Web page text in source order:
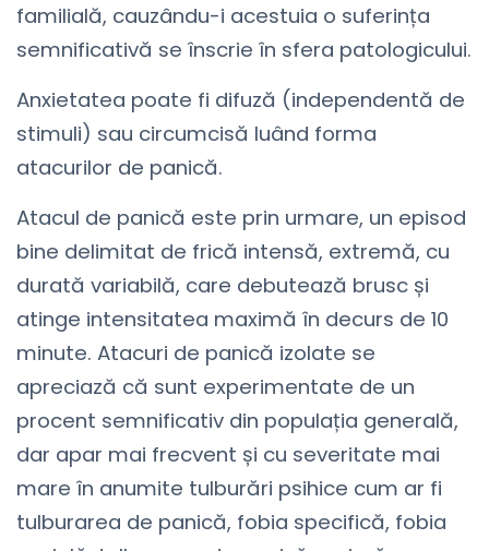
familială, cauzându-i acestuia o suferința
semnificativă se înscrie în sfera patologicului.
Anxietatea poate fi difuză (independentă de
stimuli) sau circumcisă luând forma
atacurilor de panică.
Atacul de panică este prin urmare, un episod
bine delimitat de frică intensă, extremă, cu
durată variabilă, care debutează brusc și
atinge intensitatea maximă în decurs de 10
minute. Atacuri de panică izolate se
apreciază că sunt experimentate de un
procent semnificativ din populația generală,
dar apar mai frecvent și cu severitate mai
mare în anumite tulburări psihice cum ar fi
tulburarea de panică, fobia specifică, fobia